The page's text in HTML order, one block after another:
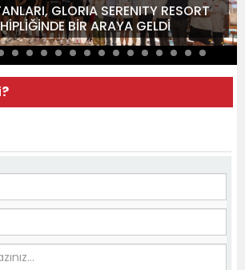
GLORIA SERENITY RESORT
BİR ARAYA GELDİ